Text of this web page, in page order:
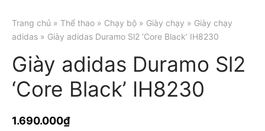
Trang chủ » Thể thao » Chạy bộ » Giày chạy » Giày chạy
adidas » Giày adidas Duramo Sl2 ‘Core Black’ IH8230
Giày adidas Duramo Sl2
‘Core Black’ IH8230
1.690.000₫